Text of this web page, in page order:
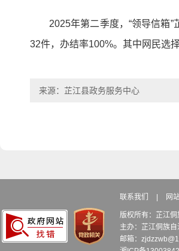
2025年第二季度，“领导信箱
32件，办结率100%。其中网民选
来源：芷江县政务服务中心
联系我们 网
版权所有：芷江
主办：芷江侗族
邮箱：